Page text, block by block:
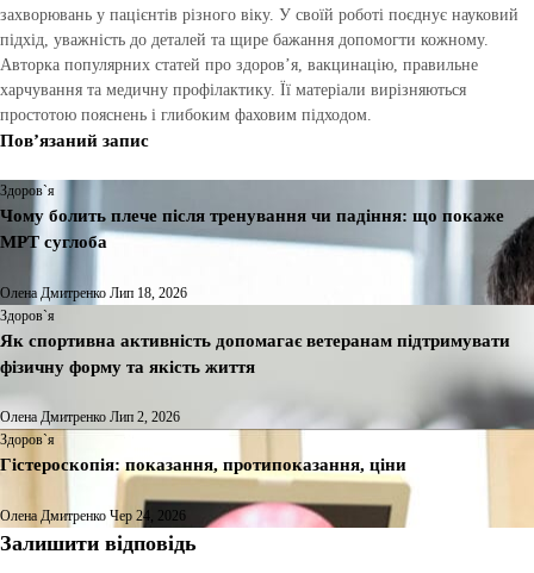
захворювань у пацієнтів різного віку. У своїй роботі поєднує науковий
підхід, уважність до деталей та щире бажання допомогти кожному.
Авторка популярних статей про здоров’я, вакцинацію, правильне
харчування та медичну профілактику. Її матеріали вирізняються
простотою пояснень і глибоким фаховим підходом.
Пов’язаний запис
Здоров`я
Чому болить плече після тренування чи падіння: що покаже
МРТ суглоба
Олена Дмитренко Лип 18, 2026
Здоров`я
Як спортивна активність допомагає ветеранам підтримувати
фізичну форму та якість життя
Олена Дмитренко Лип 2, 2026
Здоров`я
Гістероскопія: показання, протипоказання, ціни
Олена Дмитренко Чер 24, 2026
Залишити відповідь